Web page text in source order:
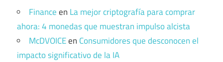
Financeen La mejor criptografía para comprar
ahora: 4 monedas que muestran impulso alcista
McDVOICEen Consumidores que desconocen el
impacto significativo de la IA